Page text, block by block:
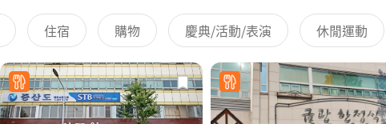
住宿 購物 慶典/活動/表演 休閒運動